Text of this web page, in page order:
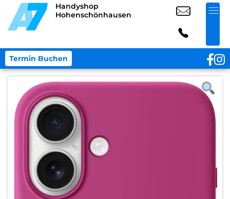
Handyshop
Hohenschönhausen
Termin Buchen